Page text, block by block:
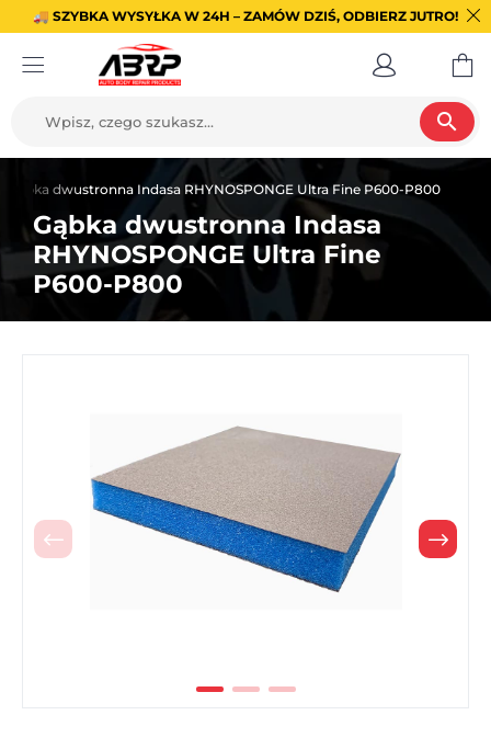
🚚 SZYBKA WYSYŁKA W 24H – ZAMÓW DZIŚ, ODBIERZ JUTRO!
search
Gąbka dwustronna Indasa RHYNOSPONGE Ultra Fine P600-P800
Gąbka dwustronna Indasa
RHYNOSPONGE Ultra Fine
P600-P800
Poprzedni